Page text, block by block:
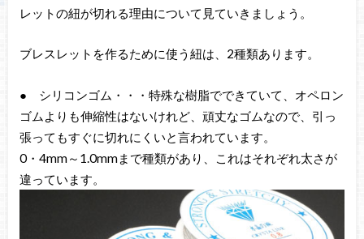
レットの紐が切れる理由について見ていきましょう。
ブレスレットを作るために使う紐は、2種類あります。
● シリコンゴム・・・特殊な樹脂でできていて、オペロン
ゴムよりも伸縮性はないけれど、頑丈なゴムなので、引っ
張ってもすぐに切れにくいと言われています。
0・4mm～1.0mmまで種類があり、これはそれぞれ太さが
違っています。